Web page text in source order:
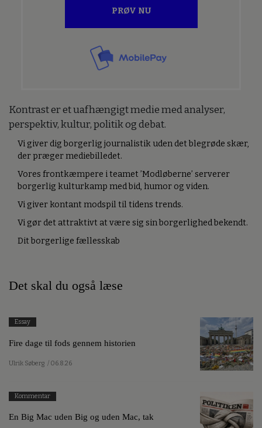
PRØV NU
Kontrast er et uafhængigt medie med analyser,
perspektiv, kultur, politik og debat.
Vi giver dig borgerlig journalistik uden det blegrøde skær,
der præger mediebilledet.
Vores frontkæmpere i teamet ’Modløberne’ serverer
borgerlig kulturkamp med bid, humor og viden.
Vi giver kontant modspil til tidens trends.
Vi gør det attraktivt at være sig sin borgerlighed bekendt.
Dit borgerlige fællesskab
Det skal du også læse
Essay
Fire dage til fods gennem historien
Ulrik Søberg / 06.8.26
Kommentar
En Big Mac uden Big og uden Mac, tak